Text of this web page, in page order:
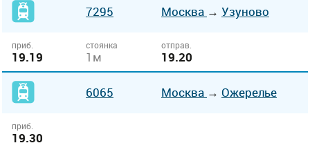
7295 Москва → Узуново
приб.
19.19
стоянка
1м
отправ.
19.20
6065 Москва → Ожерелье
приб.
19.30